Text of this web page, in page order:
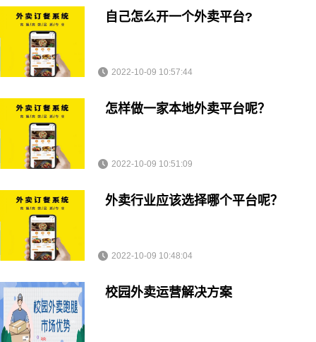
自己怎么开一个外卖平台?
2022-10-09 10:57:44
怎样做一家本地外卖平台呢？
2022-10-09 10:51:09
外卖行业应该选择哪个平台呢？
2022-10-09 10:48:04
校园外卖运营解决方案